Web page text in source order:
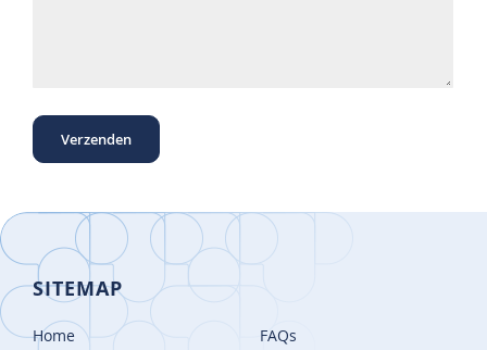
Verzenden
SITEMAP
Home
FAQs